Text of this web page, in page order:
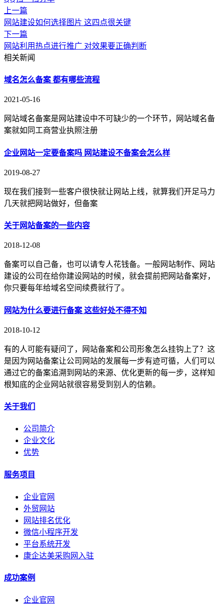
上一篇
网站建设如何选择图片 这四点很关键
下一篇
网站利用热点进行推广 对效果要正确判断
相关新闻
域名怎么备案 都有哪些流程
2021-05-16
网站域名备案是网站建设中不可缺少的一个环节，网站域名备
案就如同工商营业执照注册
企业网站一定要备案吗 网站建设不备案会怎么样
2019-08-27
现在我们接到一些客户很快就让网站上线，就算我们开足马力
几天就把网站做好，但备案
关于网站备案的一些内容
2018-12-08
备案可以自己备，也可以请专人花钱备。一般网站制作、网站
建设的公司在给你建设网站的时候，就会提前把网站备案好，
你只要每年给域名空间续费就行了。
网站为什么要进行备案 这些好处不得不知
2018-10-12
有的人可能有疑问了，网站备案和公司形象怎么挂钩上了？这
是因为网站备案让公司网站的发展每一步有迹可循，人们可以
通过它的备案追溯到网站的来源、优化更新的每一步，这样知
根知底的企业网站就很容易受到别人的信赖。
关于我们
公司简介
企业文化
优势
服务项目
企业官网
外贸网站
网站排名优化
微信小程序开发
平台系统开发
康企达美采购网入驻
成功案例
企业官网